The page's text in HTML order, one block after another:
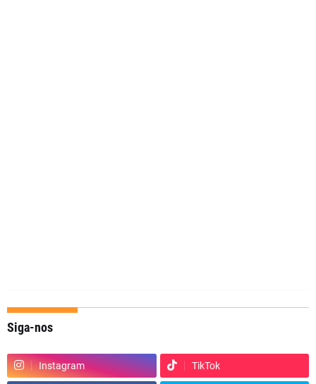
Siga-nos
Instagram TikTok